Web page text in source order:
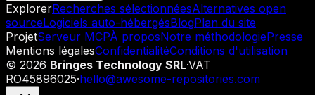
ExplorerRecherches sélectionnéesAlternatives open
sourceLogiciels auto-hébergésBlogPlan du site
ProjetServeur MCPÀ proposNotre méthodologiePresse
Mentions légalesConfidentialitéConditions d'utilisation
© 2026 Bringes Technology SRL·VAT
RO45896025·hello@awesome-repositories.com